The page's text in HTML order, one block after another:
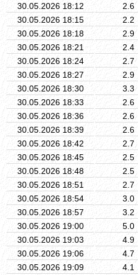
30.05.2026 18:12
2.6
30.05.2026 18:15
2.2
30.05.2026 18:18
2.9
30.05.2026 18:21
2.4
30.05.2026 18:24
2.7
30.05.2026 18:27
2.9
30.05.2026 18:30
3.3
30.05.2026 18:33
2.6
30.05.2026 18:36
2.6
30.05.2026 18:39
2.6
30.05.2026 18:42
2.7
30.05.2026 18:45
2.5
30.05.2026 18:48
2.5
30.05.2026 18:51
2.7
30.05.2026 18:54
3.0
30.05.2026 18:57
3.2
30.05.2026 19:00
5.0
30.05.2026 19:03
4.9
30.05.2026 19:06
4.7
30.05.2026 19:09
4.1